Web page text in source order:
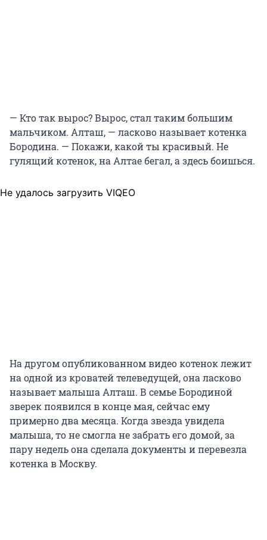
— Кто так вырос? Вырос, стал таким большим
мальчиком. Алташ, — ласково называет котенка
Бородина. — Покажи, какой ты красивый. Не
гулящий котенок, на Алтае бегал, а здесь боишься.
Не удалось загрузить VIQEO
На другом опубликованном видео котенок лежит
на одной из кроватей телеведущей, она ласково
называет малыша Алташ. В семье Бородиной
зверек появился в конце мая, сейчас ему
примерно два месяца. Когда звезда увидела
малыша, то не смогла не забрать его домой, за
пару недель она сделала документы и перевезла
котенка в Москву.